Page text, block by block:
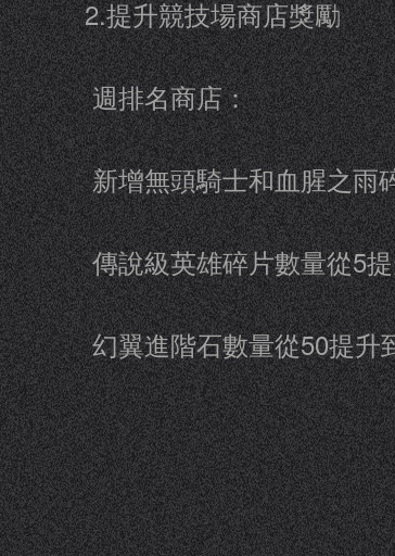
2.提升競技場商店獎勵
週排名商店：
新增無頭騎士和血腥之雨
傳說級英雄碎片數量從5
幻翼進階石數量從50提升